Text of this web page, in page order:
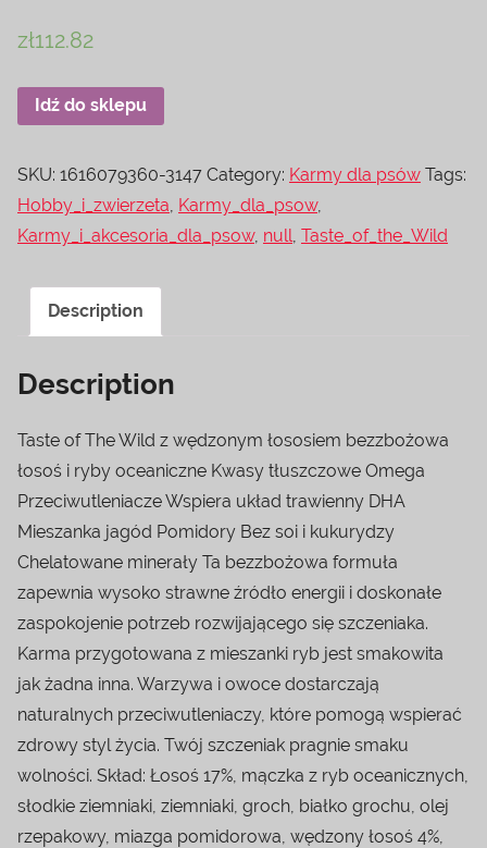
zł112.82
Idź do sklepu
SKU: 1616079360-3147 Category: Karmy dla psów Tags:
Hobby_i_zwierzeta, Karmy_dla_psow,
Karmy_i_akcesoria_dla_psow, null, Taste_of_the_Wild
Description
Description
Taste of The Wild z wędzonym łososiem bezzbożowa
łosoś i ryby oceaniczne Kwasy tłuszczowe Omega
Przeciwutleniacze Wspiera układ trawienny DHA
Mieszanka jagód Pomidory Bez soi i kukurydzy
Chelatowane minerały Ta bezzbożowa formuła
zapewnia wysoko strawne źródło energii i doskonałe
zaspokojenie potrzeb rozwijającego się szczeniaka.
Karma przygotowana z mieszanki ryb jest smakowita
jak żadna inna. Warzywa i owoce dostarczają
naturalnych przeciwutleniaczy, które pomogą wspierać
zdrowy styl życia. Twój szczeniak pragnie smaku
wolności. Skład: Łosoś 17%, mączka z ryb oceanicznych,
słodkie ziemniaki, ziemniaki, groch, białko grochu, olej
rzepakowy, miazga pomidorowa, wędzony łosoś 4%,